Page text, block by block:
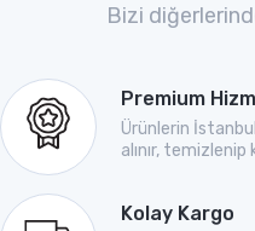
Bizi
Premium
Ürünlerin
alınır, temizlenip
Kolay Kargo